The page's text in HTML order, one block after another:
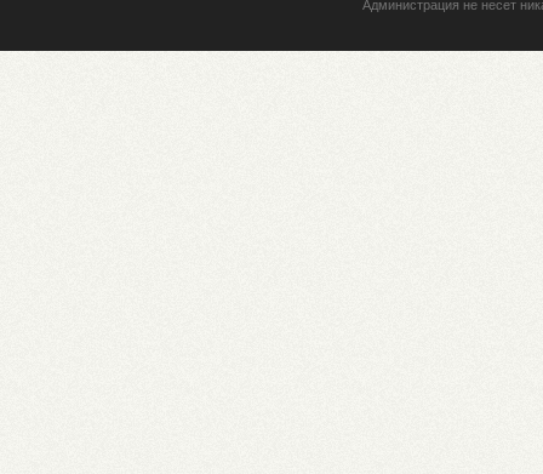
Администрация не несет